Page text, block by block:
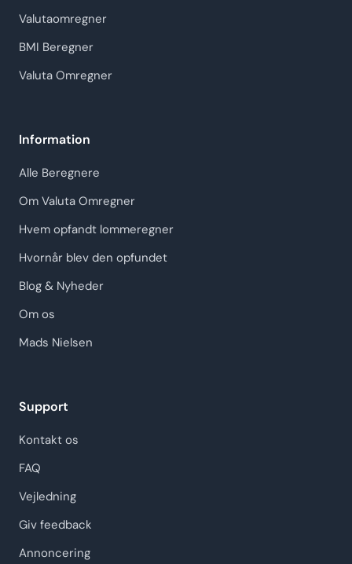
Valutaomregner
BMI Beregner
Valuta Omregner
Information
Alle Beregnere
Om Valuta Omregner
Hvem opfandt lommeregner
Hvornår blev den opfundet
Blog & Nyheder
Om os
Mads Nielsen
Support
Kontakt os
FAQ
Vejledning
Giv feedback
Annoncering